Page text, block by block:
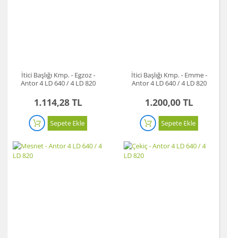
İtici Başlığı Kmp. - Egzoz -
Antor 4 LD 640 / 4 LD 820
1.114,28 TL
Sepete Ekle
İtici Başlığı Kmp. - Emme -
Antor 4 LD 640 / 4 LD 820
1.200,00 TL
Sepete Ekle